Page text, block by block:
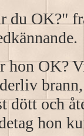
du OK?"
hon OK?
dött och
hon